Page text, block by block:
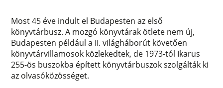
Most 45 éve indult el Budapesten az első
könyvtárbusz. A mozgó könyvtárak ötlete nem új,
Budapesten például a II. világháborút követően
könyvtárvillamosok közlekedtek, de 1973-tól Ikarus
255-ös buszokba épített könyvtárbuszok szolgálták ki
az olvasóközösséget.